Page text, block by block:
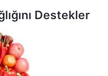
Destekler